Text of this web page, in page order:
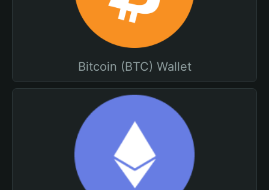
Bitcoin (BTC) Wallet